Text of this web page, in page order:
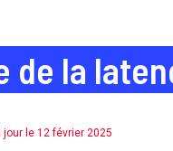
de la
jour le 12 février 2025